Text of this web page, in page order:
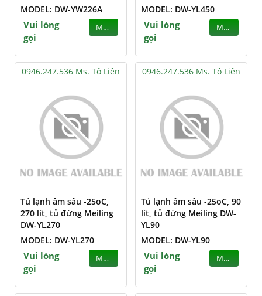
MODEL: DW-YW226A
Vui lòng
gọi
MUA
MODEL: DW-YL450
Vui lòng
gọi
MUA
0946.247.536 Ms. Tô Liên
Tủ lạnh âm sâu -25oC,
270 lít, tủ đứng Meiling
DW-YL270
MODEL: DW-YL270
Vui lòng
gọi
MUA
0946.247.536 Ms. Tô Liên
Tủ lạnh âm sâu -25oC, 90
lít, tủ đứng Meiling DW-
YL90
MODEL: DW-YL90
Vui lòng
gọi
MUA